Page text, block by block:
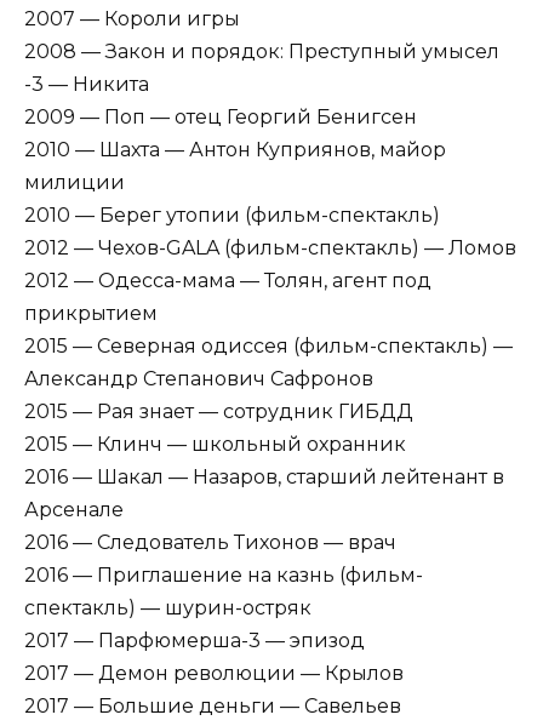
2007 — Короли игры
2008 — Закон и порядок: Преступный умысел
-3 — Никита
2009 — Поп — отец Георгий Бенигсен
2010 — Шахта — Антон Куприянов, майор
милиции
2010 — Берег утопии (фильм-спектакль)
2012 — Чехов-GALA (фильм-спектакль) — Ломов
2012 — Одесса-мама — Толян, агент под
прикрытием
2015 — Северная одиссея (фильм-спектакль) —
Александр Степанович Сафронов
2015 — Рая знает — сотрудник ГИБДД
2015 — Клинч — школьный охранник
2016 — Шакал — Назаров, старший лейтенант в
Арсенале
2016 — Следователь Тихонов — врач
2016 — Приглашение на казнь (фильм-
спектакль) — шурин-остряк
2017 — Парфюмерша-3 — эпизод
2017 — Демон революции — Крылов
2017 — Большие деньги — Савельев